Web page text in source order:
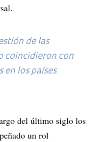
de las
coincidieron con
en los países
del último siglo los
un rol